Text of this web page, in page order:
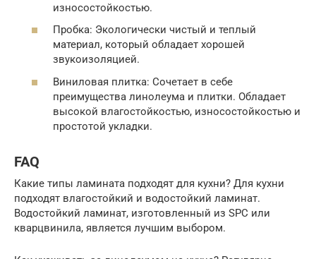
износостойкостью.
Пробка: Экологически чистый и теплый
материал, который обладает хорошей
звукоизоляцией.
Виниловая плитка: Сочетает в себе
преимущества линолеума и плитки. Обладает
высокой влагостойкостью, износостойкостью и
простотой укладки.
FAQ
Какие типы ламината подходят для кухни? Для кухни
подходят влагостойкий и водостойкий ламинат.
Водостойкий ламинат, изготовленный из SPC или
кварцвинила, является лучшим выбором.